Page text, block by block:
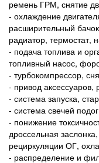
ремень ГРМ, снятие
- охлаждение
расширительный
радиатор, термостат,
- подача топлива и
топливный насос,
- турбокомпрессор,
- привод
- система запуска,
- система свечей
- понижение
дроссельная
рециркуляции ОГ,
- распределение и